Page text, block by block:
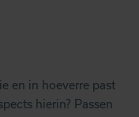
en in hoeverre past
hierin? Passen